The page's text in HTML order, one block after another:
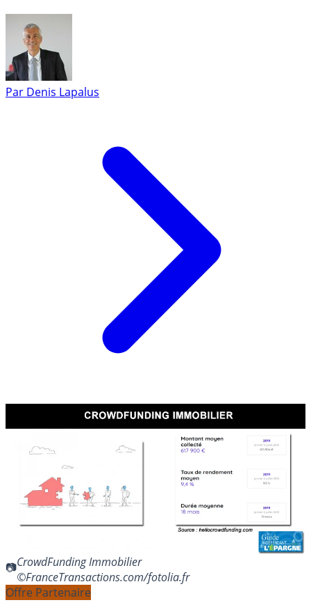
Par Denis Lapalus
CrowdFunding Immobilier
©FranceTransactions.com/fotolia.fr
Offre Partenaire